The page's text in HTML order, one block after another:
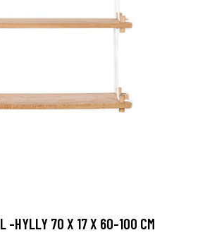
-HYLLY 70 X 17 X 60-100 CM